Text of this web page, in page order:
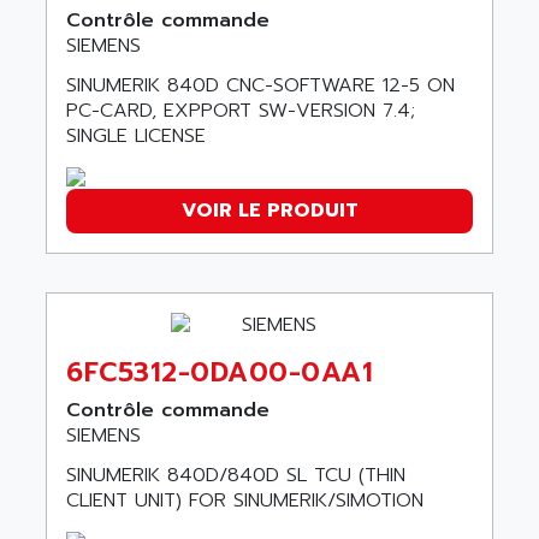
9300-SERIES
8200-SERIES
SERIE 9000
SIMATIC ET200
FMV
PANELVIEW
AXUMERIK
GRADIPAK
ALCATEL
ALCATEL-LUCENT
ALDES
ALES
ALFA ROBOT
ALFA ROMEO
ALFAA
ALFA-LAVAL
ALFASISTEL
ALFATRONIX
ALFONS HAAR
ALICAT SCIENTIFIC
ALIZEA
ALL TERMINALS
Contrôle commande
SIEMENS
SINUMERIK 840D CNC-SOFTWARE 12-5 ON
PC-CARD, EXPPORT SW-VERSION 7.4;
SINGLE LICENSE
VOIR LE PRODUIT
6FC5312-0DA00-0AA1
Contrôle commande
SIEMENS
SINUMERIK 840D/840D SL TCU (THIN
CLIENT UNIT) FOR SINUMERIK/SIMOTION